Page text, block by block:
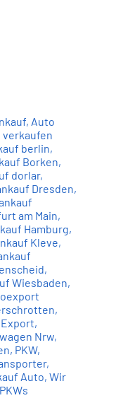
, Auto
verkaufen
berlin,
Borken,
dorlar,
Dresden,
am Main,
Hamburg,
Kleve,
,
Wiesbaden,
,
Export,
Nrw,
, PKW,
,
Auto, Wir